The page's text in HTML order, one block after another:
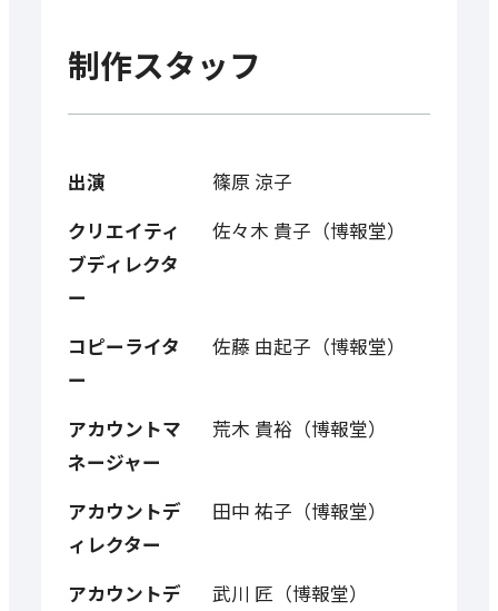
制作スタッフ
出演
篠原 涼子
クリエイティ
ブディレクタ
ー
佐々木 貴子（博報堂）
コピーライタ
ー
佐藤 由起子（博報堂）
アカウントマ
ネージャー
荒木 貴裕（博報堂）
アカウントデ
ィレクター
田中 祐子（博報堂）
アカウントデ
武川 匠（博報堂）